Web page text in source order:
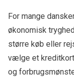
For mange
økonomisk
større køb eller
vælge et
og